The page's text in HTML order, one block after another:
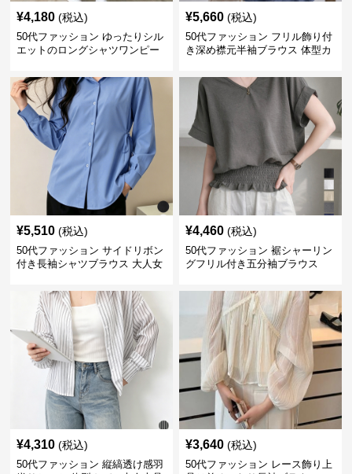
¥4,180 (税込)
50代ファッション ゆったりシル
エットのロングシャツワンピー
¥5,660 (税込)
50代ファッション フリル飾り付
き深め襟元半袖ブラウス 体型カ
¥5,510 (税込)
50代ファッション サイドリボン
付き長袖シャツブラウス 大人女
¥4,460 (税込)
50代ファッション 裾シャーリン
グフリル付き五分袖ブラウス
¥4,310 (税込)
50代ファッション 縦縞透け感羽
¥3,640 (税込)
50代ファッション レース飾り上